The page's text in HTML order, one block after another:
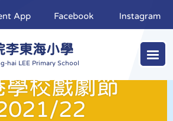
李東海小學
hai LEE Primary School
App Facebook Instagram
學校戲劇節
22